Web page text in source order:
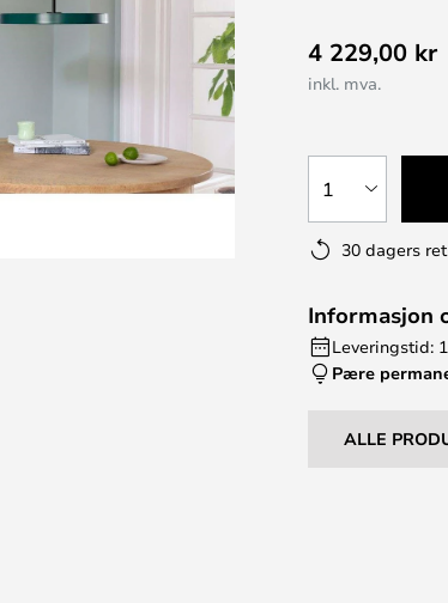
4 229,00 kr
inkl. mva.
1
30 dagers
Informasjon
Leveringstid:
Pære
ALLE